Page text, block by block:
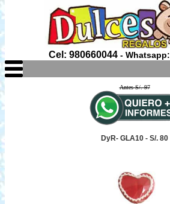
Cel: 980660044- Whatsapp:
Antes S/. 97
DyR- GLA10 - S/. 80